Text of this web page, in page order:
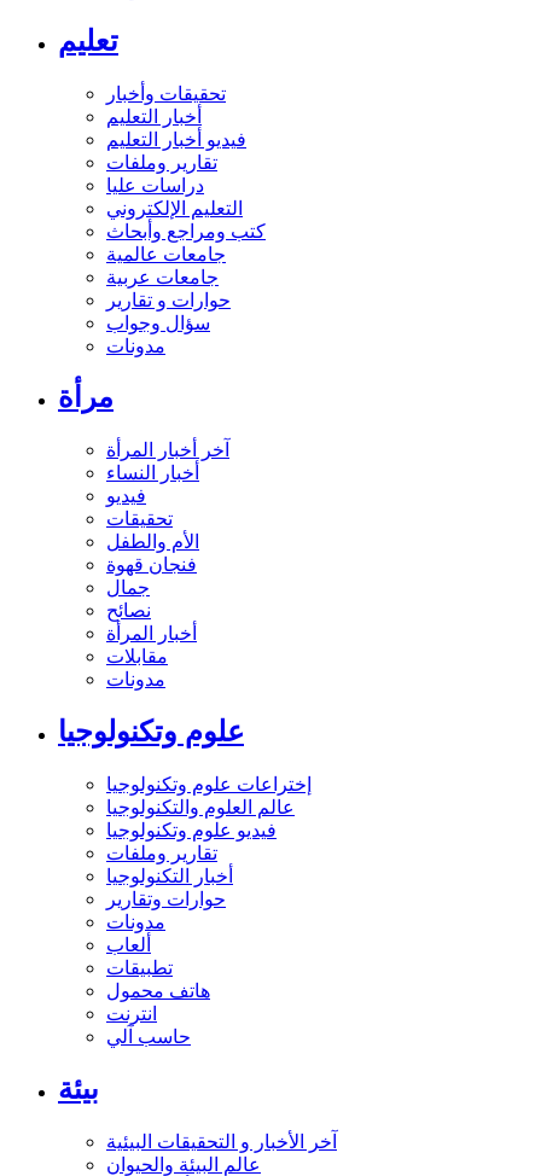
تعليم
تحقيقات وأخبار
أخبار التعليم
فيديو أخبار التعليم
تقارير وملفات
دراسات عليا
التعليم الإلكتروني
كتب ومراجع وأبحاث
جامعات عالمية
جامعات عربية
حوارات و تقارير
سؤال وجواب
مدونات
مرأة
آخر أخبار المرأة
أخبار النساء
فيديو
تحقيقات
الأم والطفل
فنجان قهوة
جمال
نصائح
أخبار المرأة
مقابلات
مدونات
علوم وتكنولوجيا
إختراعات علوم وتكنولوجيا
عالم العلوم والتكنولوجيا
فيديو علوم وتكنولوجيا
تقارير وملفات
أخبار التكنولوجيا
حوارات وتقارير
مدونات
ألعاب
تطبيقات
هاتف محمول
انترنت
حاسب آلي
بيئة
آخر الأخبار و التحقيقات البيئية
عالم البيئة والحيوان